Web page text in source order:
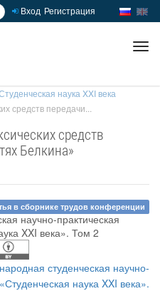
Вход Регистрация
наука XXI века
средств передачи...
средств
Белкина»
в сборнике трудов конференции
студенческая научно-
наука XXI века».